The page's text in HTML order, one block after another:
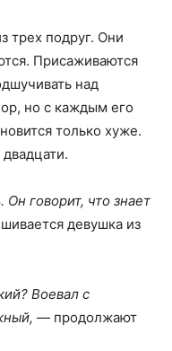
трех подруг. Они
Присаживаются
над
но с каждым его
только хуже.
говорит, что знает
девушка из
Воевал с
— продолжают